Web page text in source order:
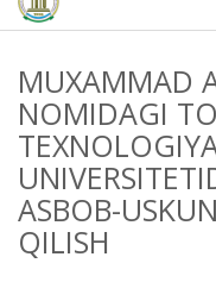
MUXAMMAD
NOMIDAGI
ASBOB-
QILISH